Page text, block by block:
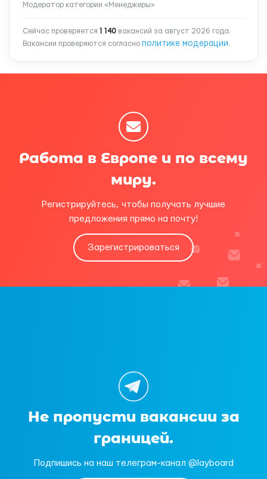
Модератор категории «Менеджеры»
Сейчас проверяется 1 140 вакансий за август 2026 года.
Вакансии проверяются согласно политике модерации.
Работа в Европе и по всему
миру.
Регистрируйтесь, чтобы получать лучшие
предложения прямо на почту!
Зарегистрироваться
Не пропусти вакансии за
границей.
Подпишись на наш телеграм-канал @layboard